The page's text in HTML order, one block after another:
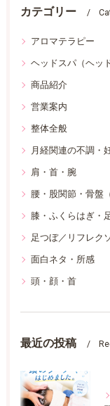
カテゴリー
アロマテラピー
ヘッドスパ（ヘッド
商品紹介
営業案内
整体全般
月経関連の不調・
肩・首・腕
腰・股関節・骨盤
膝・ふくらはぎ・
足つぼ／リフレク
面白ネタ・所感
頭・顔・首
最近の投稿